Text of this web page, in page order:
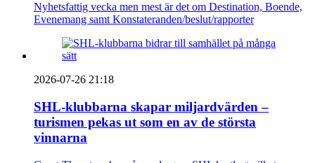
Nyhetsfattig vecka men mest är det om Destination, Boende,
Evenemang samt Konstateranden/beslut/rapporter
2026-07-26 21:18
SHL-klubbarna skapar miljardvärden –
turismen pekas ut som en av de största
vinnarna